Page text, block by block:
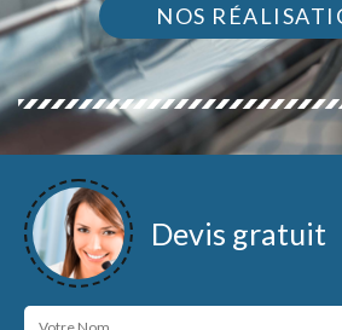
NOS
Devis gratuit